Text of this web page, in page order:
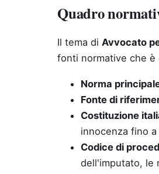
Quadro
Il tema di Avvocato
fonti normative che
Norma
Fonte di
Costituzione
innocenza fino
Codice di
dell'imputato, le